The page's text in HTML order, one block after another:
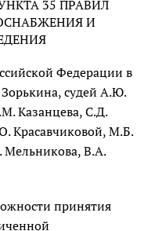
35 ПРАВИЛ
И
Федерации в
Зорькина, судей А.Ю.
Казанцева, С.Д.
Красавчиковой, М.Б.
Мельникова, В.А.
принятия